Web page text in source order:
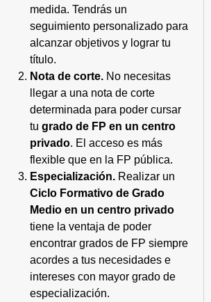
medida. Tendrás un
seguimiento personalizado para
alcanzar objetivos y lograr tu
título.
Nota de corte. No necesitas
llegar a una nota de corte
determinada para poder cursar
tu grado de FP en un centro
privado. El acceso es más
flexible que en la FP pública.
Especialización. Realizar un
Ciclo Formativo de Grado
Medio en un centro privado
tiene la ventaja de poder
encontrar grados de FP siempre
acordes a tus necesidades e
intereses con mayor grado de
especialización.